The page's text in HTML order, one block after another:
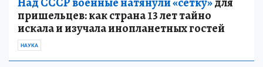
пришельцев: как страна 13 лет тайно
искала и изучала инопланетных гостей
НАУКА